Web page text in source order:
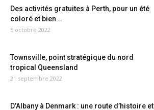
Des activités gratuites à Perth, pour un été
coloré et bien...
5 octobre 2022
Townsville, point stratégique du nord
tropical Queensland
21 septembre 2022
D’Albany à Denmark : une route d’histoire et